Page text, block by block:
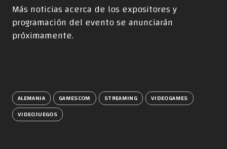
Más noticias acerca de los expositores y
programación del evento se anunciarán
próximamente.
ALEMANIA GAMESCOM STREAMING
VIDEOGAMES
VIDEOJUEGOS